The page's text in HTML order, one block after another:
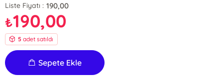
Liste Fiyatı : 190,00
₺190,00
5 adet satıldı
Sepete Ekle